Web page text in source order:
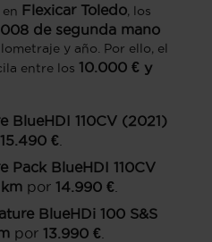
Flexicar Toledo, los
de segunda mano
y año. Por ello, el
entre los 10.000 € y
BlueHDI 110CV (2021)
15.490 €
Pack BlueHDI 110CV
por 14.990 €
BlueHDi 100 S&S
por 13.990 €